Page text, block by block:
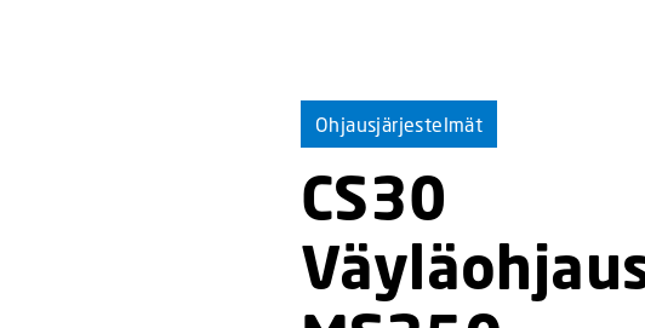
Ohjausjärjestelmät
CS30